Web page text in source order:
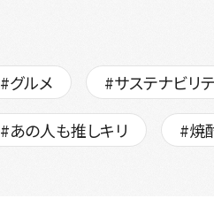
#グルメ #サステナビリ
#あの人も推しキリ #焼